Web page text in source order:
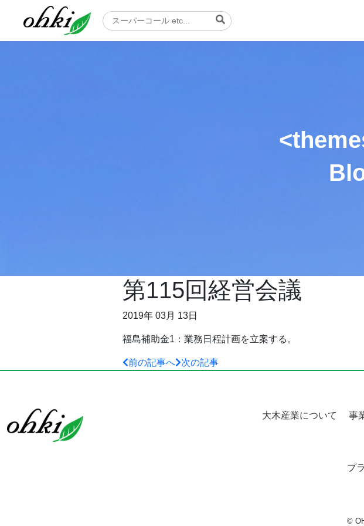
第115回経営会議
2019年 03月 13日
福島補助金1：業務日程計画を立案する。
前の記事へ 次の記事
大木産業について 事
プ
©